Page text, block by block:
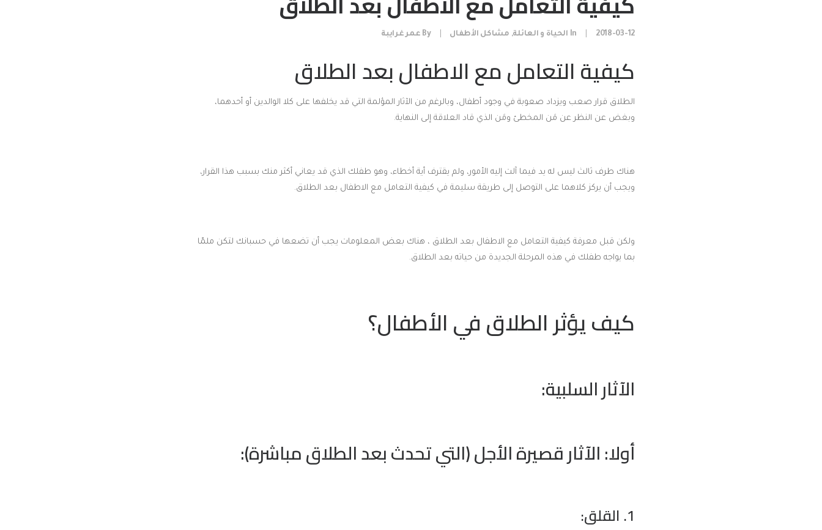
2018-03-12
In الحياة و العائلة, مشاكل الأطفال By عمر غرايبة
كيفية التعامل مع الاطفال بعد الطلاق
الطلاق قرار صعب ويزداد صعوبة في وجود أطفال، وبالرغم من الآثار المؤلمة التي قد يخلفها على كلا الوالدين أو أحدهما،
وبغض عن النظر عن مَن المخطئ ومَن الذي قاد العلاقة إلى النهاية.
هناك طرف ثالث ليس له يد فيما آلت إليه الأمور، ولم يقترف أية أخطاء، وهو طفلك الذي قد يعاني أكثر منك بسبب هذا القرار،
ويجب أن يركز كلاهما على التوصل إلى طريقة سليمة في كيفية التعامل مع الاطفال بعد الطلاق.
ولكن قبل معرفة كيفية التعامل مع الاطفال بعد الطلاق ، هناك بعض المعلومات يجب أن تضعها في حسبانك لتكن ملمّا
بما يواجه طفلك في هذه المرحلة الجديدة من حياته بعد الطلاق.
كيف يؤثر الطلاق في الأطفال؟
الآثار السلبية:
أولا: الآثار قصيرة الأجل (التي تحدث بعد الطلاق مباشرة):
1. القلق: